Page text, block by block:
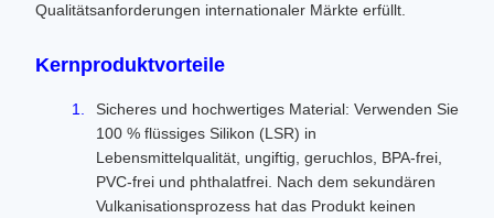
Qualitätsanforderungen internationaler Märkte erfüllt.
Kernproduktvorteile
Sicheres und hochwertiges Material: Verwenden Sie
100 % flüssiges Silikon (LSR) in
Lebensmittelqualität, ungiftig, geruchlos, BPA-frei,
PVC-frei und phthalatfrei. Nach dem sekundären
Vulkanisationsprozess hat das Produkt keinen